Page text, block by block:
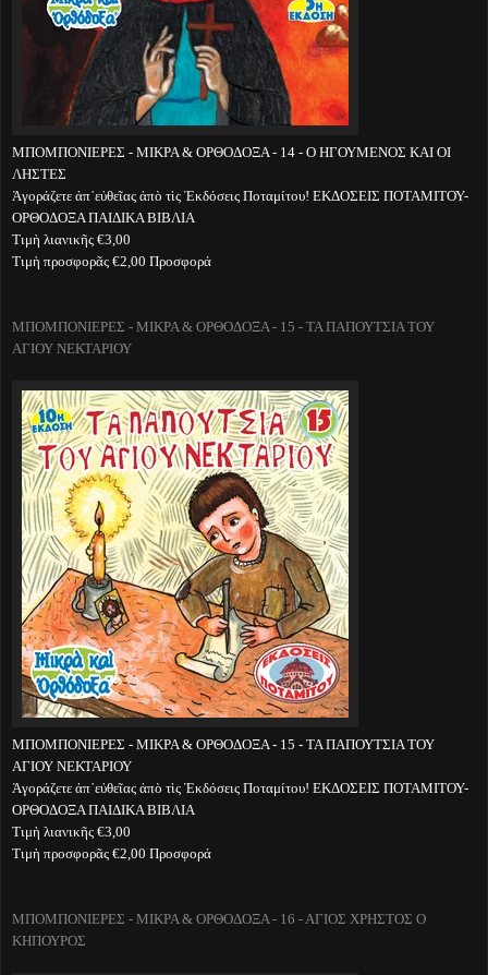
ΜΠΟΜΠΟΝΙΕΡΕΣ - ΜΙΚΡΑ & ΟΡΘΟΔΟΞΑ - 14 - Ο ΗΓΟΥΜΕΝΟΣ ΚΑΙ ΟΙ
ΛΗΣΤΕΣ
Ἀγοράζετε ἀπ᾽εὐθεῖας ἀπὸ τὶς Ἐκδόσεις Ποταμίτου! ΕΚΔΟΣΕΙΣ ΠΟΤΑΜΙΤΟΥ-
ΟΡΘΟΔΟΞΑ ΠΑΙΔΙΚΑ ΒΙΒΛΙΑ
Τιμὴ λιανικῆς €3,00
Τιμὴ προσφορᾶς €2,00 Προσφορά
ΜΠΟΜΠΟΝΙΕΡΕΣ - ΜΙΚΡΑ & ΟΡΘΟΔΟΞΑ - 15 - ΤΑ ΠΑΠΟΥΤΣΙΑ ΤΟΥ
ΑΓΙΟΥ ΝΕΚΤΑΡΙΟΥ
ΜΠΟΜΠΟΝΙΕΡΕΣ - ΜΙΚΡΑ & ΟΡΘΟΔΟΞΑ - 15 - ΤΑ ΠΑΠΟΥΤΣΙΑ ΤΟΥ
ΑΓΙΟΥ ΝΕΚΤΑΡΙΟΥ
Ἀγοράζετε ἀπ᾽εὐθεῖας ἀπὸ τὶς Ἐκδόσεις Ποταμίτου! ΕΚΔΟΣΕΙΣ ΠΟΤΑΜΙΤΟΥ-
ΟΡΘΟΔΟΞΑ ΠΑΙΔΙΚΑ ΒΙΒΛΙΑ
Τιμὴ λιανικῆς €3,00
Τιμὴ προσφορᾶς €2,00 Προσφορά
ΜΠΟΜΠΟΝΙΕΡΕΣ - ΜΙΚΡΑ & ΟΡΘΟΔΟΞΑ - 16 - ΑΓΙΟΣ ΧΡΗΣΤΟΣ Ο
ΚΗΠΟΥΡΟΣ